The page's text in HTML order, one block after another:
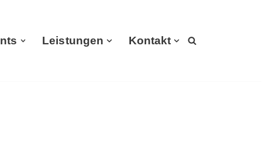
Leistungen Kontakt